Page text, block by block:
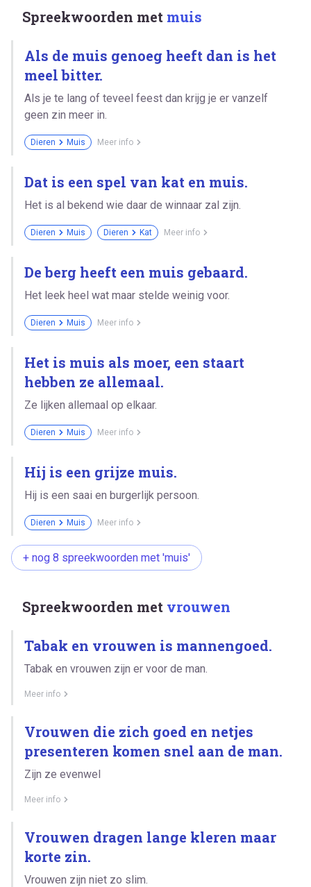
Spreekwoorden met muis
Als de muis genoeg heeft dan is het
meel bitter.
Als je te lang of teveel feest dan krijg je er vanzelf
geen zin meer in.
Dieren Muis Meer info
Dat is een spel van kat en muis.
Het is al bekend wie daar de winnaar zal zijn.
Dieren Muis Dieren Kat Meer info
De berg heeft een muis gebaard.
Het leek heel wat maar stelde weinig voor.
Dieren Muis Meer info
Het is muis als moer, een staart
hebben ze allemaal.
Ze lijken allemaal op elkaar.
Dieren Muis Meer info
Hij is een grijze muis.
Hij is een saai en burgerlijk persoon.
Dieren Muis Meer info
+ nog 8 spreekwoorden met 'muis'
Spreekwoorden met vrouwen
Tabak en vrouwen is mannengoed.
Tabak en vrouwen zijn er voor de man.
Meer info
Vrouwen die zich goed en netjes
presenteren komen snel aan de man.
Zijn ze evenwel
Meer info
Vrouwen dragen lange kleren maar
korte zin.
Vrouwen zijn niet zo slim.